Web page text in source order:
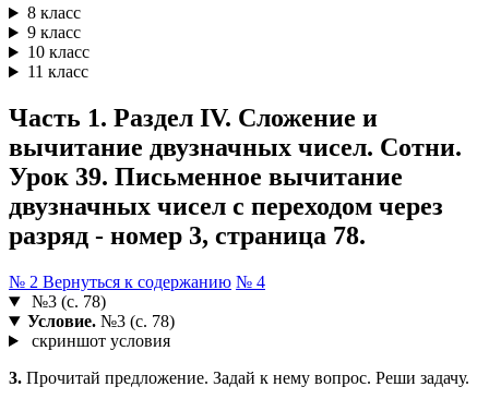
8 класс
9 класс
10 класс
11 класс
Часть 1. Раздел IV. Сложение и
вычитание двузначных чисел. Сотни.
Урок 39. Письменное вычитание
двузначных чисел с переходом через
разряд - номер 3, страница 78.
№ 2 Вернуться к содержанию № 4
№3 (с. 78)
Условие.№3 (с. 78)
скриншот условия
3. Прочитай предложение. Задай к нему вопрос. Реши задачу.